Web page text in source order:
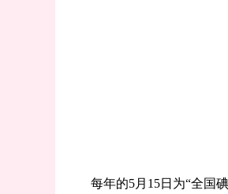
每年的5月15日为“全国